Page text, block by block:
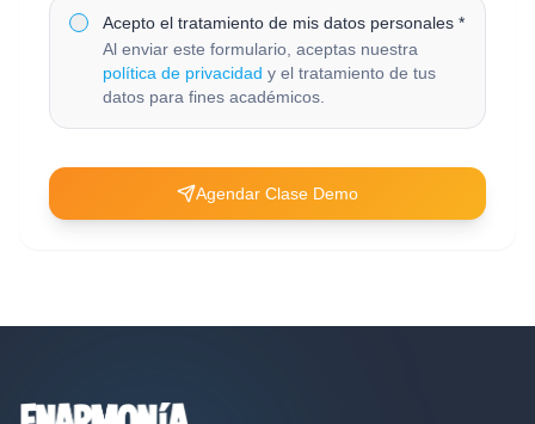
Acepto el tratamiento de mis datos personales *
Al enviar este formulario, aceptas nuestra
política de privacidad y el tratamiento de tus
datos para fines académicos.
Agendar Clase Demo